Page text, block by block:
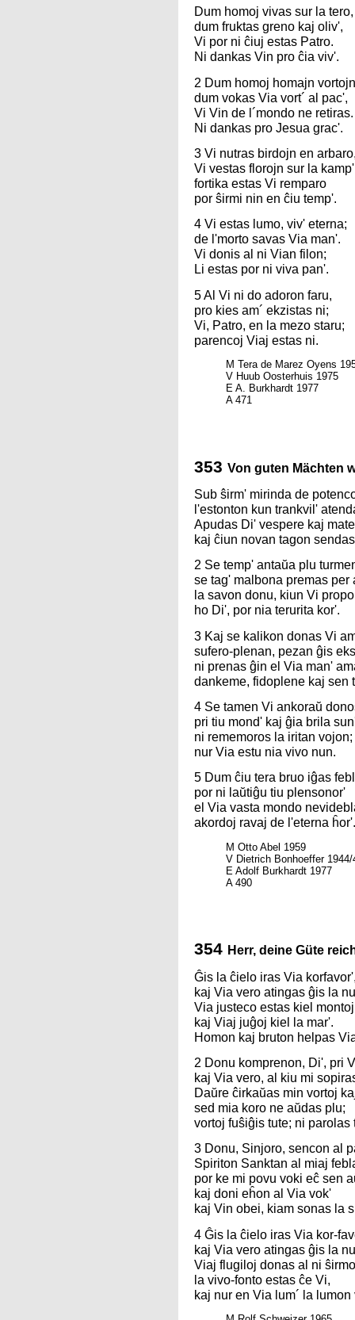
Dum homoj vivas sur la tero,
dum fruktas greno kaj oliv',
Vi por ni ĉiuj estas Patro.
Ni dankas Vin pro ĉia viv'.
2 Dum homoj homajn
dum vokas Via vort´ al pac',
Vi Vin de l´mondo ne retiras.
Ni dankas pro Jesua grac'.
3 Vi nutras birdojn en
Vi vestas florojn sur la
fortika estas Vi remparo
por ŝirmi nin en ĉiu temp'.
4 Vi estas lumo, viv' eterna;
de l'morto savas Via man'.
Vi donis al ni Vian filon;
Li estas por ni viva pan'.
5 Al Vi ni do adoron faru,
pro kies am´ ekzistas ni;
Vi, Patro, en la mezo staru;
parencoj Viaj estas ni.
M Tera de Marez Oyens
V Huub Oosterhuis 1975
E A. Burkhardt 1977
A 471
353 Von guten Mächten
Sub ŝirm' mirinda de
l'estonton kun trankvil'
Apudas Di' vespere kaj
kaj ĉiun novan tagon
2 Se temp' antaŭa plu
se tag' malbona premas per
la savon donu, kiun Vi
ho Di', por nia terurita kor'.
3 Kaj se kalikon donas Vi
sufero-plenan, pezan ĝis
ni prenas ĝin el Via man'
dankeme, fidoplene kaj sen
4 Se tamen Vi ankoraŭ
pri tiu mond' kaj ĝia brila
ni rememoros la iritan vojon;
nur Via estu nia vivo nun.
5 Dum ĉiu tera bruo iĝas
por ni laŭtiĝu tiu plensonor'
el Via vasta mondo
akordoj ravaj de l'eterna ĥor'.
M Otto Abel 1959
V Dietrich Bonhoeffer 1944/
E Adolf Burkhardt 1977
A 490
354 Herr, deine Güte
Ĝis la ĉielo iras Via
kaj Via vero atingas ĝis la
Via justeco estas kiel montoj
kaj Viaj juĝoj kiel la mar'.
Homon kaj bruton helpas
2 Donu komprenon, Di', pri
kaj Via vero, al kiu mi
Daŭre ĉirkaŭas min vortoj
sed mia koro ne aŭdas plu;
vortoj fuŝiĝis tute; ni parolas
3 Donu, Sinjoro, sencon al
Spiriton Sanktan al miaj
por ke mi povu voki eĉ sen
kaj doni eĥon al Via vok'
kaj Vin obei, kiam sonas la
4 Ĝis la ĉielo iras Via kor-
kaj Via vero atingas ĝis la
Viaj flugiloj donas al ni
la vivo-fonto estas ĉe Vi,
kaj nur en Via lum´ la